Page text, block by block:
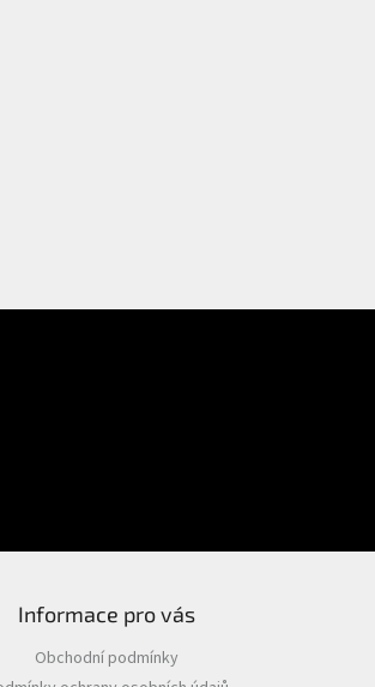
Informace pro vás
Obchodní podmínky